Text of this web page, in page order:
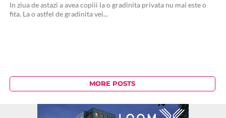
In ziua de astazi a avea copiii la o gradinita privata nu mai este o
fita. La o astfel de gradinita vei...
MORE POSTS